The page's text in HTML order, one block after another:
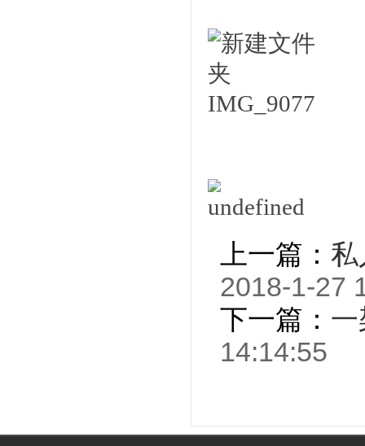
上一篇： 私
2018-1-27
下一篇：
14:14:55